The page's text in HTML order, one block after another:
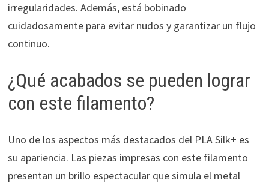
irregularidades. Además, está bobinado
cuidadosamente para evitar nudos y garantizar un flujo
continuo.
¿Qué acabados se pueden lograr
con este filamento?
Uno de los aspectos más destacados del PLA Silk+ es
su apariencia. Las piezas impresas con este filamento
presentan un brillo espectacular que simula el metal